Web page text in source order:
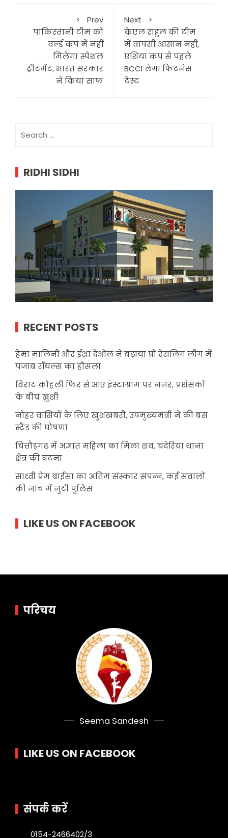
Prev
पाकिस्‍तानी टीम को
वर्ल्ड कप में नहीं
मिलेगा स्पेशल
ट्रीटमेंट, भारत सरकार
ने किया साफ
Next
केएल राहुल की टीम
में वापसी आसान नहीं,
एशिया कप से पहले
BCCI लेगा फिटनेस
टेस्ट
for:
RIDHI SIDHI
RECENT POSTS
हेमा मालिनी और ईशा देओल ने बढ़ाया प्रो रेसलिंग लीग में
पंजाब रॉयल्स का हौंसला
विराट कोहली फिर से आए इंस्टाग्राम पर नज़र, प्रशंसकों
के बीच ख़ुशी
नोहर वासियों के लिए खुशखबरी, उपमुख्यमंत्री ने की बस
स्टैंड की घोषणा
चित्तौड़गढ़ में अज्ञात महिला का मिला शव, चंदेरिया थाना
क्षेत्र की घटना
साध्वी प्रेम बाईसा का अंतिम संस्कार संपन्न, कई सवालों
की जांच में जुटी पुलिस
LIKE US ON FACEBOOK
परिचय
Seema Sandesh
LIKE US ON FACEBOOK
संपर्क करें
0154-2466402/3